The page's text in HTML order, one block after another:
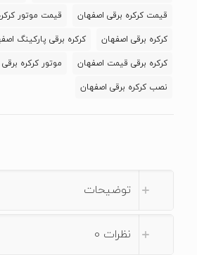
اینچ
عدد
قیمت کرکره برقی اصفهان قیمت موتور
کرکره برقی اصفهان کرکره برقی پارکینگ
کرکره برقی قیمت اصفهان موتور کرکره
نصب کرکره برقی اصفهان
توضیحات
نظرات 0